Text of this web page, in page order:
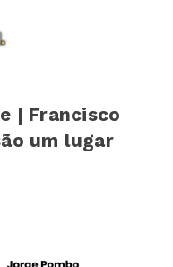
| Francisco
um lugar